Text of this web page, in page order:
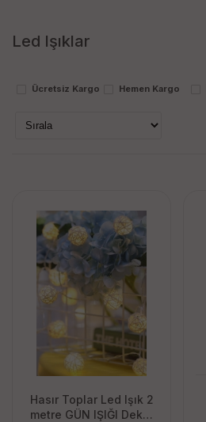
pro i̇thalat
Stok Durumu
stokta var
Led Işıklar
Ücretsiz Kargo Hemen Kargo
Hasır Toplar Led Işık 2
metre GÜN IŞIĞI Dekor